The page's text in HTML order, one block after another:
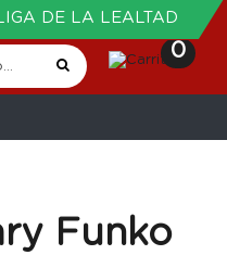
DE LA LEALTAD
0
Funko